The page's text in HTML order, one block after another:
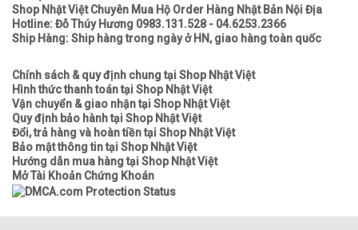
Shop Nhật Việt Chuyên Mua Hộ Order Hàng Nhật Bản Nội Địa
Hotline: Đỗ Thúy Hương 0983.131.528 - 04.6253.2366
Ship Hàng: Ship hàng trong ngày ở HN, giao hàng toàn quốc
Chính sách & quy định chung tại Shop Nhật Việt
Hình thức thanh toán tại Shop Nhật Việt
Vận chuyển & giao nhận tại Shop Nhật Việt
Quy định bảo hành tại Shop Nhật Việt
Đổi, trả hàng và hoàn tiền tại Shop Nhật Việt
Bảo mật thông tin tại Shop Nhật Việt
Hướng dẫn mua hàng tại Shop Nhật Việt
Mở Tài Khoản Chứng Khoán